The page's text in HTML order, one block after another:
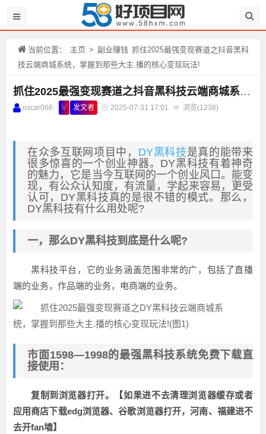
当前位置： 主页 > 副业赚钱 抓住2025最强变现赛道之抖音黑科
技云端商城系统，掌握到那些大主.播的核心变现玩法!
抓住2025最强变现赛道之抖音黑科技云端商城系统，掌握到那些大主.播的核心变现玩法!
oscar066 V 发文者 2025-07-31 17:01 浏览(1238)
在众多互联网项目中， DY黑科技是真的能带来
很多惊喜的一个创业神器。DY黑科技有着神奇
的魅力，它是当今互联网的一个创业风口。能变
现，有公众认知度，有流量，学起来容易，更受
认可，DY黑科技真的是很不错的模式。那么，
DY黑科技有什么用处呢?
一，那么DY黑科技到底是什么呢?
黑科技平台，它的业务涵盖范围非常的广，包括了直播
端的业务，作品端的业务，电商端的业务。
市面1598—1998的最强黑科技系统免费下载直
接使用：
复制到浏览器打开。【如果进不去清理浏览器缓存或者
应用商店下载edg浏览器、谷歌浏览器打开，河南、福建进不
去开fan墙】